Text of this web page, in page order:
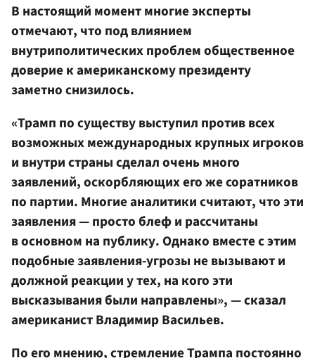
В настоящий момент многие эксперты
отмечают, что под влиянием
внутриполитических проблем общественное
доверие к американскому президенту
заметно снизилось.
«Трамп по существу выступил против всех
возможных международных крупных игроков
и внутри страны сделал очень много
заявлений, оскорбляющих его же соратников
по партии. Многие аналитики считают, что эти
заявления — просто блеф и рассчитаны
в основном на публику. Однако вместе с этим
подобные заявления-угрозы не вызывают и
должной реакции у тех, на кого эти
высказывания были направлены», — сказал
американист Владимир Васильев.
По его мнению, стремление Трампа постоянно